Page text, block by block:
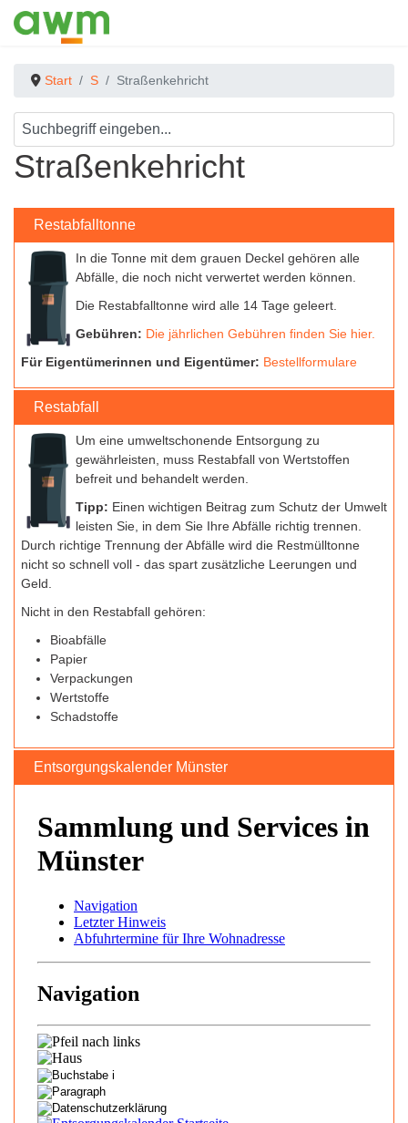
Start S Straßenkehricht
Straßenkehricht
Restabfalltonne
In die Tonne mit dem grauen Deckel gehören alle
Abfälle, die noch nicht verwertet werden können.
Die Restabfalltonne wird alle 14 Tage geleert.
Gebühren: Die jährlichen Gebühren finden Sie hier.
Für Eigentümerinnen und Eigentümer: Bestellformulare
Restabfall
Um eine umweltschonende Entsorgung zu
gewährleisten, muss Restabfall von Wertstoffen
befreit und behandelt werden.
Tipp: Einen wichtigen Beitrag zum Schutz der Umwelt
leisten Sie, in dem Sie Ihre Abfälle richtig trennen.
Durch richtige Trennung der Abfälle wird die Restmülltonne
nicht so schnell voll - das spart zusätzliche Leerungen und
Geld.
Nicht in den Restabfall gehören:
Bioabfälle
Papier
Verpackungen
Wertstoffe
Schadstoffe
Entsorgungskalender Münster